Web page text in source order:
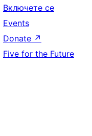
Включете се
Events
Donate ↗
Five for the Future